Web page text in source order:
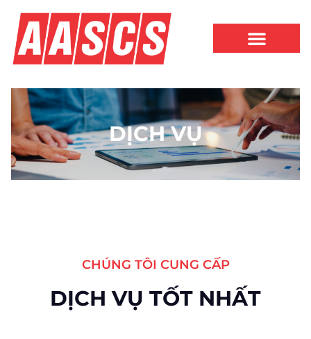
DỊCH VỤ
CHÚNG TÔI CUNG CẤP
DỊCH VỤ TỐT NHẤT